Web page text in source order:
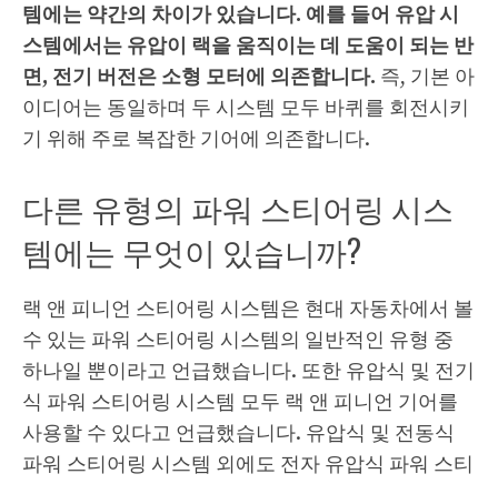
템에는 약간의 차이가 있습니다. 예를 들어 유압 시
스템에서는 유압이 랙을 움직이는 데 도움이 되는 반
면, 전기 버전은 소형 모터에 의존합니다. 즉, 기본 아
이디어는 동일하며 두 시스템 모두 바퀴를 회전시키
기 위해 주로 복잡한 기어에 의존합니다.
다른 유형의 파워 스티어링 시스
템에는 무엇이 있습니까?
랙 앤 피니언 스티어링 시스템은 현대 자동차에서 볼
수 있는 파워 스티어링 시스템의 일반적인 유형 중
하나일 뿐이라고 언급했습니다. 또한 유압식 및 전기
식 파워 스티어링 시스템 모두 랙 앤 피니언 기어를
사용할 수 있다고 언급했습니다. 유압식 및 전동식
파워 스티어링 시스템 외에도 전자 유압식 파워 스티